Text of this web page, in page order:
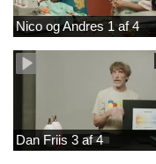
Nico og Andres 1 af 4
Dan Friis 3 af 4